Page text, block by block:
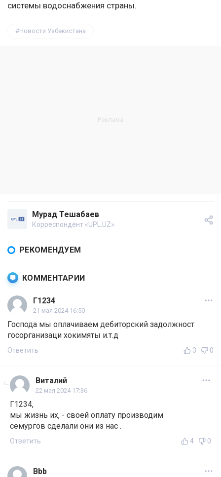
системы водоснабжения страны.
Новости Узбекистана
Мурад Тешабаев
Корреспондент «UPL.UZ»
РЕКОМЕНДУЕМ
КОММЕНТАРИИ
Г1234
21 мая 2024 16:50
Господа мы оплачиваем дебиторский задолжност
госорганизаци хокимяты и.т.д
Ответить 3 0
Виталий
22 мая 2024 17:36
Г1234,
мы жизнь их, - своей оплату производим
семургов сделали они из нас .
Ответить 4 0
Bbb